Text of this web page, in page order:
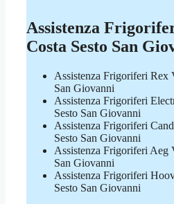
Assistenza
Costa Sesto San
Assistenza Frigoriferi Rex
San Giovanni
Assistenza Frigoriferi
Sesto San Giovanni
Assistenza Frigoriferi
Sesto San Giovanni
Assistenza Frigoriferi Aeg
San Giovanni
Assistenza Frigoriferi
Sesto San Giovanni